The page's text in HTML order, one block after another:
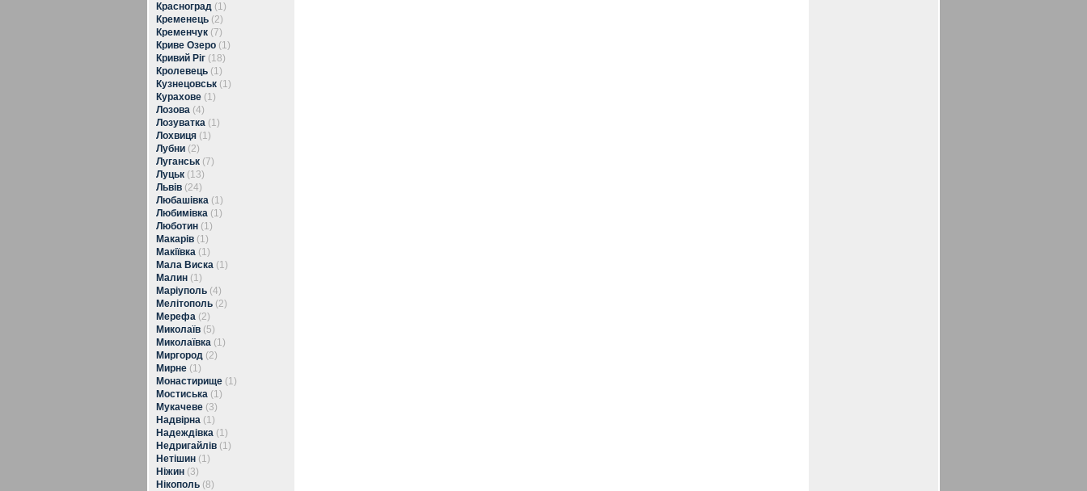
Красноград (1)
Кременець (2)
Кременчук (7)
Криве Озеро (1)
Кривий Ріг (18)
Кролевець (1)
Кузнецовськ (1)
Курахове (1)
Лозова (4)
Лозуватка (1)
Лохвиця (1)
Лубни (2)
Луганськ (7)
Луцьк (13)
Львів (24)
Любашівка (1)
Любимівка (1)
Люботин (1)
Макарів (1)
Макіївка (1)
Мала Виска (1)
Малин (1)
Маріуполь (4)
Мелітополь (2)
Мерефа (2)
Миколаїв (5)
Миколаївка (1)
Миргород (2)
Мирне (1)
Монастирище (1)
Мостиська (1)
Мукачеве (3)
Надвірна (1)
Надеждівка (1)
Недригайлів (1)
Нетішин (1)
Ніжин (3)
Нікополь (8)